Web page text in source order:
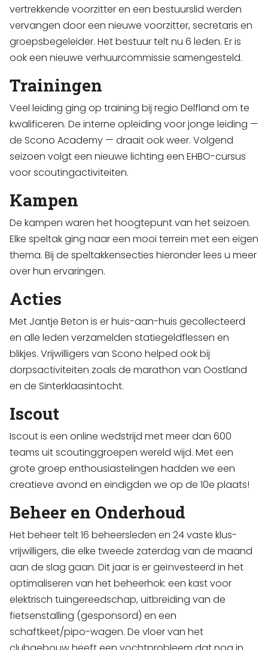
vertrekkende voorzitter en een bestuurslid werden
vervangen door een nieuwe voorzitter, secretaris en
groepsbegeleider. Het bestuur telt nu 6 leden. Er is
ook een nieuwe verhuurcommissie samengesteld.
Trainingen
Veel leiding ging op training bij regio Delfland om te
kwalificeren. De interne opleiding voor jonge leiding —
de Scono Academy — draait ook weer. Volgend
seizoen volgt een nieuwe lichting een EHBO-cursus
voor scoutingactiviteiten.
Kampen
De kampen waren het hoogtepunt van het seizoen.
Elke speltak ging naar een mooi terrein met een eigen
thema. Bij de speltakkensecties hieronder lees u meer
over hun ervaringen.
Acties
Met Jantje Beton is er huis-aan-huis gecollecteerd
en alle leden verzamelden statiegeldflessen en
blikjes. Vrijwilligers van Scono helped ook bij
dorpsactiviteiten zoals de marathon van Oostland
en de Sinterklaasintocht.
Iscout
Iscout is een online wedstrijd met meer dan 600
teams uit scoutinggroepen wereld wijd. Met een
grote groep enthousiastelingen hadden we een
creatieve avond en eindigden we op de 10e plaats!
Beheer en Onderhoud
Het beheer telt 16 beheersleden en 24 vaste klus-
vrijwilligers, die elke tweede zaterdag van de maand
aan de slag gaan. Dit jaar is er geïnvesteerd in het
optimaliseren van het beheerhok: een kast voor
elektrisch tuingereedschap, uitbreiding van de
fietsenstalling (gesponsord) en een
schaftkeet/pipo-wagen. De vloer van het